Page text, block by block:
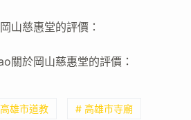
山慈惠堂的評價：
關於岡山慈惠堂的評價：
雄市道教 # 高雄市寺廟